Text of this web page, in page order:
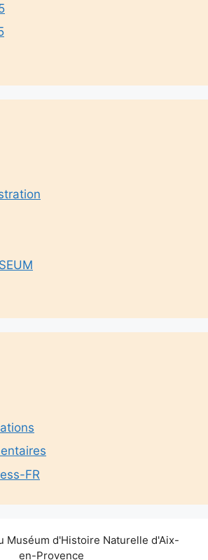
FR
Muséum d'Histoire Naturelle d'Aix-
en-Provence